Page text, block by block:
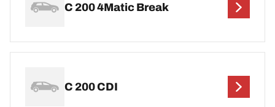
C 200 4Matic Break
C 200 CDI